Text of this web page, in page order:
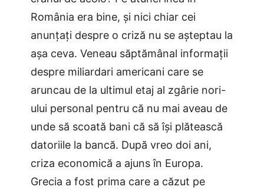
România era bine, și nici chiar cei
anunțați despre o criză nu se așteptau la
așa ceva. Veneau săptămânal informații
despre miliardari americani care se
aruncau de la ultimul etaj al zgârie nori-
ului personal pentru că nu mai aveau de
unde să scoată bani că să își plătească
datoriile la bancă. După vreo doi ani,
criza economică a ajuns în Europa.
Grecia a fost prima care a căzut pe